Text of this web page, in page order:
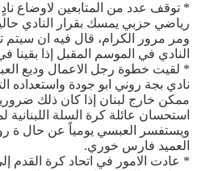
* توقف عدد من المتابعين لاوضاع
رياضي حزبي يمسك بقرار النادي
ومر مرور الكرام، قال فيه ان
النادي في الموسم المقبل إذا بقينا
* لقيت خطوة رجل الاعمال وديع
نادي بجة روني ابو جودة واستعداده
ممكن خارج لبنان إذا كان ذلك
استحسان عائلة كرة السلة اللبنانية
ويستفسر العبسي يومياً عن حال ة
العميد فارس خوري.
* عادت الامور في اتحاد كرة القدم